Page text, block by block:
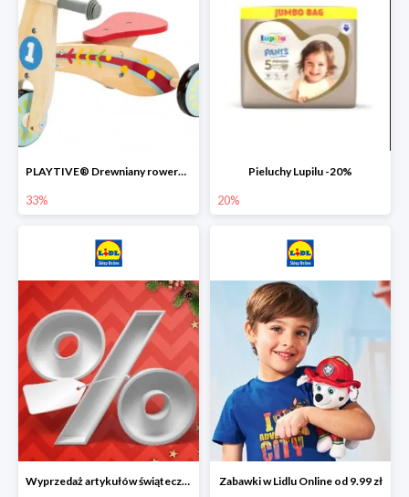
PLAYTIVE® Drewniany rowerek biegowy -33%
33%
Pieluchy Lupilu -20%
20%
Wyprzedaż artykułów świątecznych w Lidlu Online Zabawki w Lidlu Online od 9.99 zł